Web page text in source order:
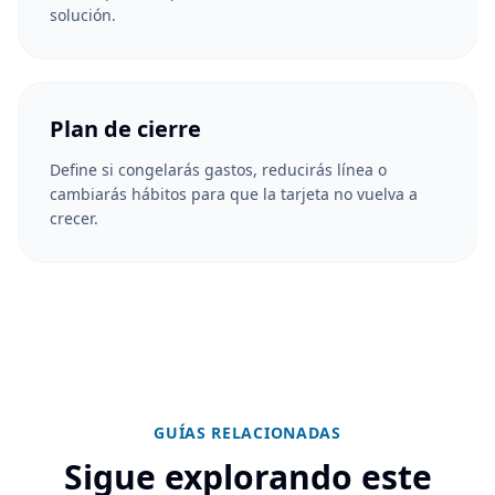
solución.
Plan de cierre
Define si congelarás gastos, reducirás línea o
cambiarás hábitos para que la tarjeta no vuelva a
crecer.
GUÍAS RELACIONADAS
Sigue explorando este